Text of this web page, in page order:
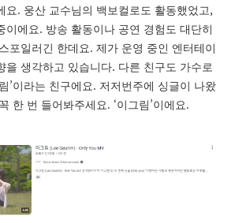
요 . 웅산 교수님의 백보컬로도 활동했었고 ,
이에요 . 방송 활동이나 공연 경험도 대단히
포일러긴 한데요. 제가 운영 중인 엔터테이
을 생각하고 있습니다. 다른 친구도 가수로
’이라는 친구에요 . 저저번주에 싱글이 나왔
한 번 들어봐주세요. ‘이그림 ’이에요 .